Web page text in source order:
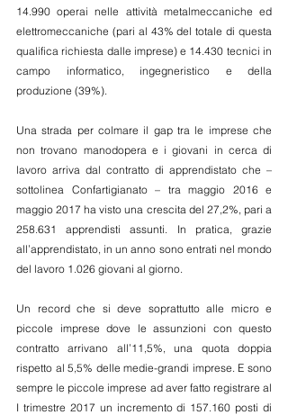
14.990 operai nelle attività metalmeccaniche ed
elettromeccaniche (pari al 43% del totale di questa
qualifica richiesta dalle imprese) e 14.430 tecnici in
campo informatico, ingegneristico e della
produzione (39%).
Una strada per colmare il gap tra le imprese che
non trovano manodopera e i giovani in cerca di
lavoro arriva dal contratto di apprendistato che –
sottolinea Confartigianato – tra maggio 2016 e
maggio 2017 ha visto una crescita del 27,2%, pari a
258.631 apprendisti assunti. In pratica, grazie
all’apprendistato, in un anno sono entrati nel mondo
del lavoro 1.026 giovani al giorno.
Un record che si deve soprattutto alle micro e
piccole imprese dove le assunzioni con questo
contratto arrivano all’11,5%, una quota doppia
rispetto al 5,5% delle medie-grandi imprese. E sono
sempre le piccole imprese ad aver fatto registrare al
I trimestre 2017 un incremento di 157.160 posti di